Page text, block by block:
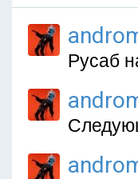
Русаб